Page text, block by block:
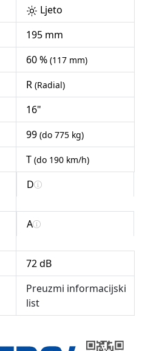
Ljeto
195 mm
60 % (117 mm)
R (Radial)
16"
99 (do 775 kg)
T (do 190 km/h)
D
A
72 dB
Preuzmi informacijski
list